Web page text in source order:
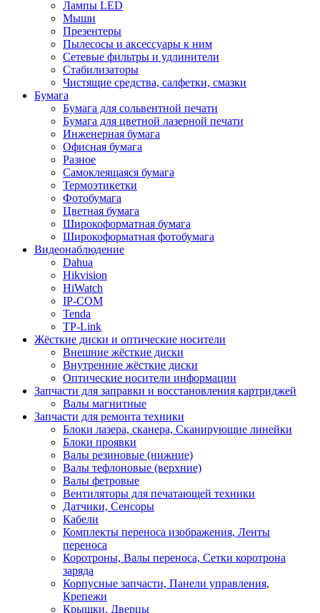
Лампы LED
Мыши
Презентеры
Пылесосы и аксессуары к ним
Сетевые фильтры и удлинители
Стабилизаторы
Чистящие средства, салфетки, смазки
Бумага
Бумага для сольвентной печати
Бумага для цветной лазерной печати
Инженерная бумага
Офисная бумага
Разное
Самоклеящаяся бумага
Термоэтикетки
Фотобумага
Цветная бумага
Широкоформатная бумага
Широкоформатная фотобумага
Видеонаблюдение
Dahua
Hikvision
HiWatch
IP-COM
Tenda
TP-Link
Жёсткие диски и оптические носители
Внешние жёсткие диски
Внутренние жёсткие диски
Оптические носители информации
Запчасти для заправки и восстановления картриджей
Валы магнитные
Запчасти для ремонта техники
Блоки лазера, сканера, Сканирующие линейки
Блоки проявки
Валы резиновые (нижние)
Валы тефлоновые (верхние)
Валы фетровые
Вентиляторы для печатающей техники
Датчики, Сенсоры
Кабели
Комплекты переноса изображения, Ленты
переноса
Коротроны, Валы переноса, Сетки коротрона
заряда
Корпусные запчасти, Панели управления,
Крепежи
Крышки, Дверцы